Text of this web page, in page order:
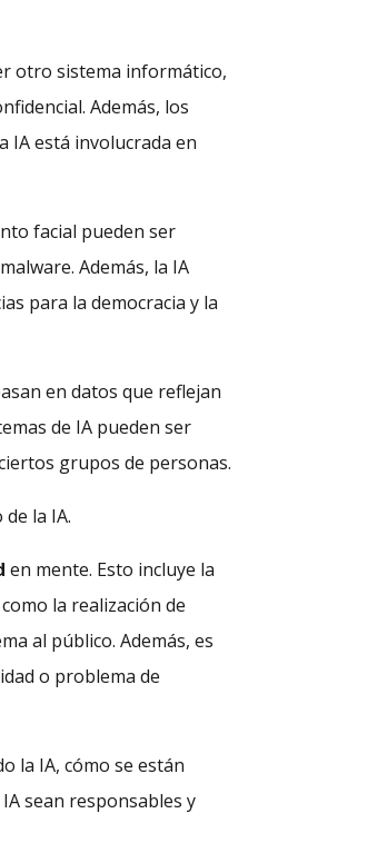
otro sistema informático,
Además, los
IA está involucrada en
facial pueden ser
Además, la IA
para la democracia y la
en datos que reflejan
de IA pueden ser
grupos de personas.
la IA.
en mente. Esto incluye la
la realización de
al público. Además, es
o problema de
la IA, cómo se están
sean responsables y